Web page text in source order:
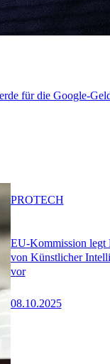
für die Google-
EU-Kommission legt
von Künstlicher
vor
08.10.2025
PROTECH